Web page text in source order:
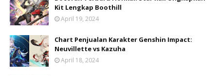
Kit Lengkap Boothill
April 19, 2024
Chart Penjualan Karakter Genshin Impact:
Neuvillette vs Kazuha
April 18, 2024